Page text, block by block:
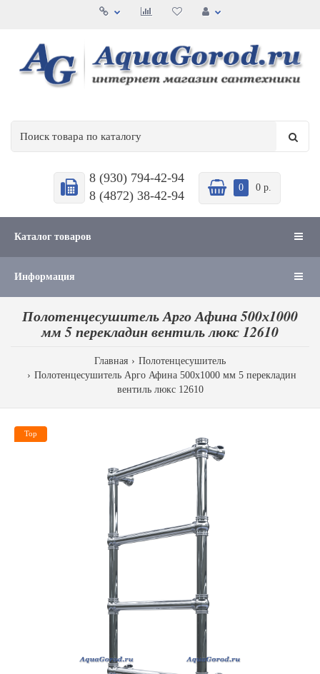
8 (930) 794-42-94
8 (4872) 38-42-94
0 0 р.
Каталог товаров
Информация
Полотенцесушитель Арго Афина 500х1000
мм 5 перекладин вентиль люкс 12610
Главная
Полотенцесушитель
Полотенцесушитель Арго Афина 500х1000 мм 5 перекладин
вентиль люкс 12610
Top